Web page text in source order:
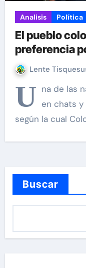
Analisis Política
El pueblo
preferencia
Lente
U na de las
en chats y
según la cual
Buscar